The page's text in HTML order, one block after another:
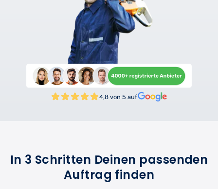
4,8 von 5 auf
In 3 Schritten Deinen passenden
Auftrag finden